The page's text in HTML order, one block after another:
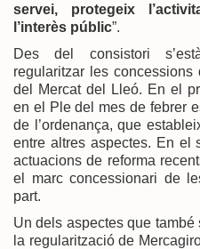
servei, protegeix
l’interès públic”.
Des del consistori
regularitzar les
del Mercat del Lleó. En el
en el Ple del mes de febrer
de l’ordenança, que
entre altres aspectes. En el
actuacions de reforma
el marc concessionari de
part.
Un dels aspectes que també
la regularització de